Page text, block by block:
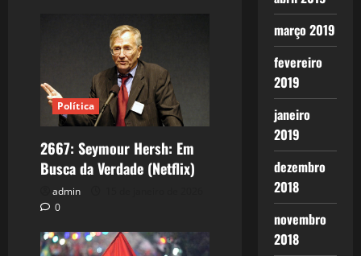
Política
2667: Seymour Hersh: Em
Busca da Verdade (Netflix)
admin
0
março 2019
fevereiro
2019
janeiro
2019
dezembro
2018
novembro
2018